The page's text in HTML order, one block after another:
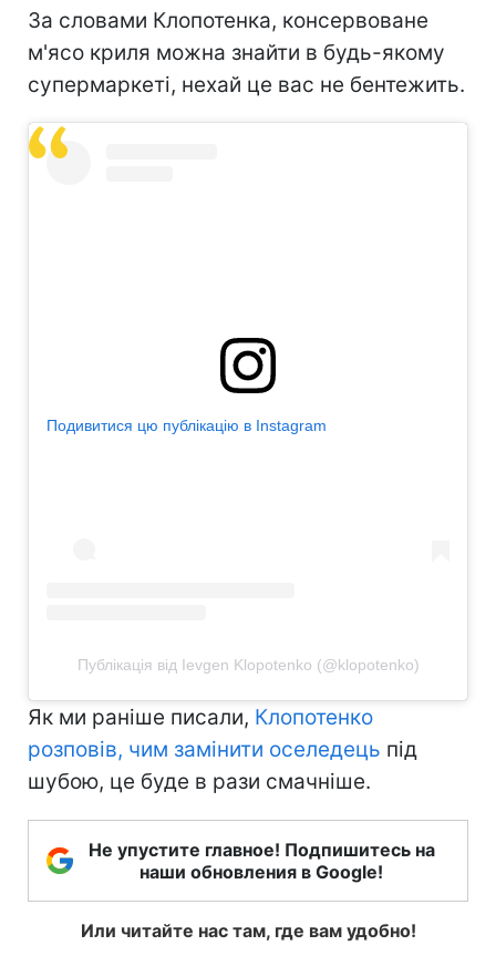
За словами Клопотенка, консервоване
м'ясо криля можна знайти в будь-якому
супермаркеті, нехай це вас не бентежить.
Подивитися цю публікацію в Instagram
Публікація від Ievgen Klopotenko (@klopotenko)
Як ми раніше писали, Клопотенко
розповів, чим замінити оселедець під
шубою, це буде в рази смачніше.
Не упустите главное! Подпишитесь на
наши обновления в Google!
Или читайте нас там, где вам удобно!